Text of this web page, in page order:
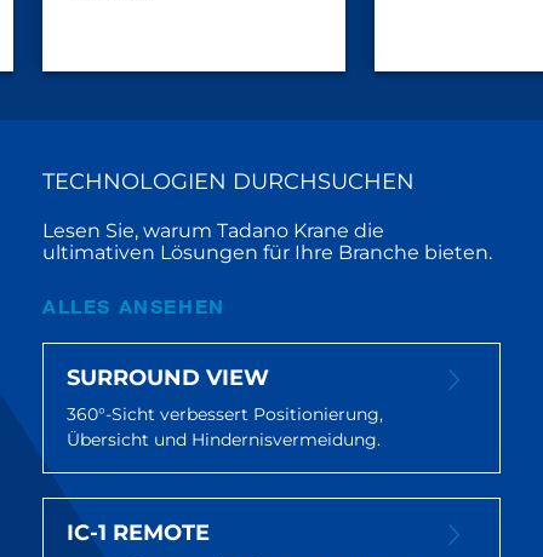
TECHNOLOGIEN DURCHSUCHEN
Lesen Sie, warum Tadano Krane die
ultimativen Lösungen für Ihre Branche bieten.
ALLES ANSEHEN
SURROUND VIEW
360°-Sicht verbessert Positionierung,
Übersicht und Hindernisvermeidung.
IC-1 REMOTE